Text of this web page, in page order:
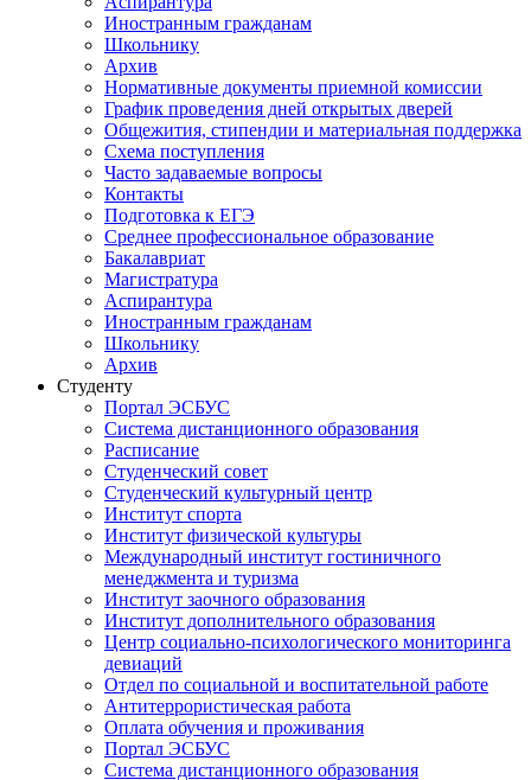
Иностранным гражданам
Школьнику
Архив
Нормативные документы приемной комиссии
График проведения дней открытых дверей
Общежития, стипендии и материальная поддержка
Схема поступления
Часто задаваемые вопросы
Контакты
Подготовка к ЕГЭ
Среднее профессиональное образование
Бакалавриат
Магистратура
Аспирантура
Иностранным гражданам
Школьнику
Архив
Студенту
Портал ЭСБУС
Система дистанционного образования
Расписание
Студенческий совет
Студенческий культурный центр
Институт спорта
Институт физической культуры
Международный институт гостиничного
менеджмента и туризма
Институт заочного образования
Институт дополнительного образования
Центр социально-психологического мониторинга
девиаций
Отдел по социальной и воспитательной работе
Антитеррористическая работа
Оплата обучения и проживания
Портал ЭСБУС
Система дистанционного образования